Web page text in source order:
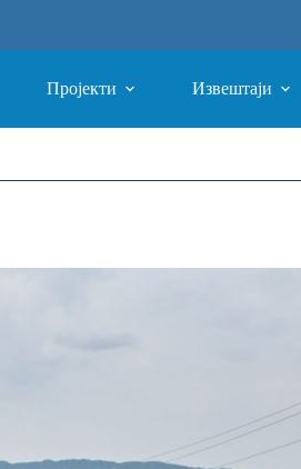
Пројекти Извештаји